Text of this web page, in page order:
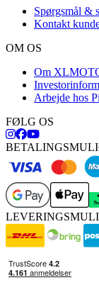
Spørgsmål &
Kontakt
OM OS
Om
Arbejde hos
FØLG OS